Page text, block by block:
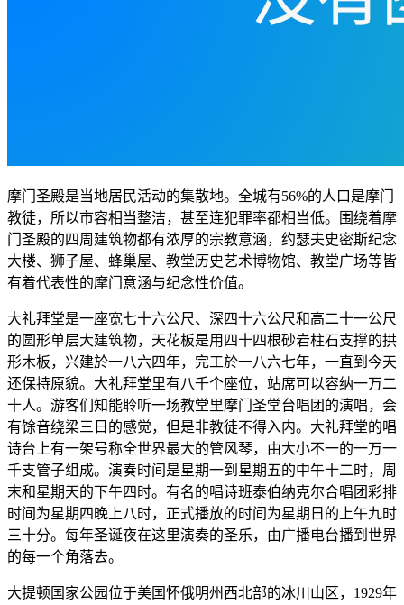
摩门圣殿是当地居民活动的集散地。全城有56%的人口是摩门
教徒，所以市容相当整洁，甚至连犯罪率都相当低。围绕着摩
门圣殿的四周建筑物都有浓厚的宗教意涵，约瑟夫史密斯纪念
大楼、狮子屋、蜂巢屋、教堂历史艺术博物馆、教堂广场等皆
有着代表性的摩门意涵与纪念性价值。
大礼拜堂是一座宽七十六公尺、深四十六公尺和高二十一公尺
的圆形单层大建筑物，天花板是用四十四根砂岩柱石支撑的拱
形木板，兴建於一八六四年，完工於一八六七年，一直到今天
还保持原貌。大礼拜堂里有八千个座位，站席可以容纳一万二
十人。游客们知能聆听一场教堂里摩门圣堂台唱团的演唱，会
有馀音绕梁三日的感觉，但是非教徒不得入内。大礼拜堂的唱
诗台上有一架号称全世界最大的管风琴，由大小不一的一万一
千支管子组成。演奏时间是星期一到星期五的中午十二时，周
末和星期天的下午四时。有名的唱诗班泰伯纳克尔合唱团彩排
时间为星期四晚上八时，正式播放的时间为星期日的上午九时
三十分。每年圣诞夜在这里演奏的圣乐，由广播电台播到世界
的每一个角落去。
大提顿国家公园位于美国怀俄明州西北部的冰川山区，1929年